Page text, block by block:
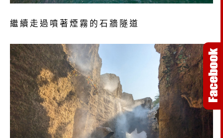
繼續走過噴著煙霧的石牆隧道